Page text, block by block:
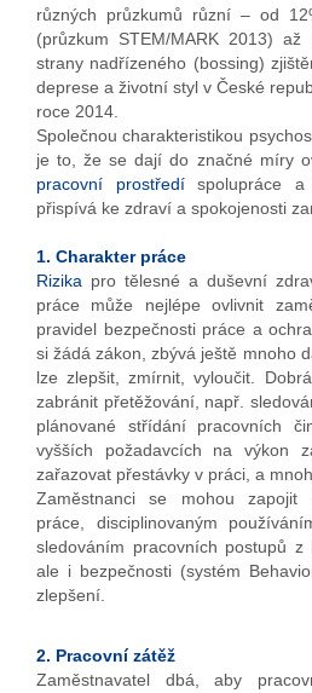
různých průzkumů různí – od
(průzkum STEM/MARK 2013)
strany nadřízeného (bossing)
deprese a životní styl v České
roce 2014.
Společnou charakteristikou
je to, že se dají do značné míry
pracovní prostředíspolupráce
přispívá ke zdraví a spokojenosti
1. Charakter práce
Rizika pro tělesné a duševní
práce může nejlépe ovlivnit
pravidel bezpečnosti práce a
si žádá zákon, zbývá ještě mnoho
lze zlepšit, zmírnit, vyloučit.
zabránit přetěžování, např.
plánované střídání pracovních
vyšších požadavcích na výkon
zařazovat přestávky v práci, a
Zaměstnanci se mohou zapojit
práce, disciplinovaným
sledováním pracovních postupů z
ale i bezpečnosti (systém
zlepšení.
2. Pracovní zátěž
Zaměstnavatel dbá, aby